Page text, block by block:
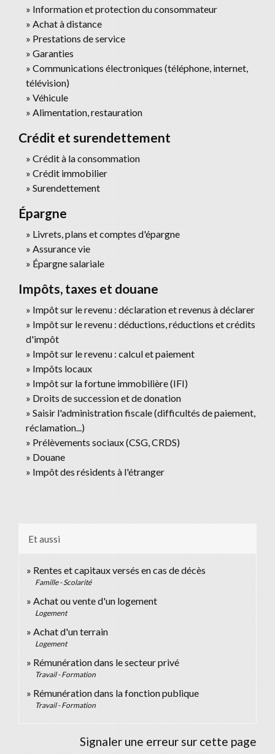
Information et protection du consommateur
Achat à distance
Prestations de service
Garanties
Communications électroniques (téléphone, internet,
télévision)
Véhicule
Alimentation, restauration
Crédit et surendettement
Crédit à la consommation
Crédit immobilier
Surendettement
Épargne
Livrets, plans et comptes d'épargne
Assurance vie
Épargne salariale
Impôts, taxes et douane
Impôt sur le revenu : déclaration et revenus à déclarer
Impôt sur le revenu : déductions, réductions et crédits
d'impôt
Impôt sur le revenu : calcul et paiement
Impôts locaux
Impôt sur la fortune immobilière (IFI)
Droits de succession et de donation
Saisir l'administration fiscale (difficultés de paiement,
réclamation...)
Prélèvements sociaux (CSG, CRDS)
Douane
Impôt des résidents à l'étranger
Et aussi
Rentes et capitaux versés en cas de décès
Famille - Scolarité
Achat ou vente d'un logement
Logement
Achat d'un terrain
Logement
Rémunération dans le secteur privé
Travail - Formation
Rémunération dans la fonction publique
Travail - Formation
Signaler une erreur sur cette page